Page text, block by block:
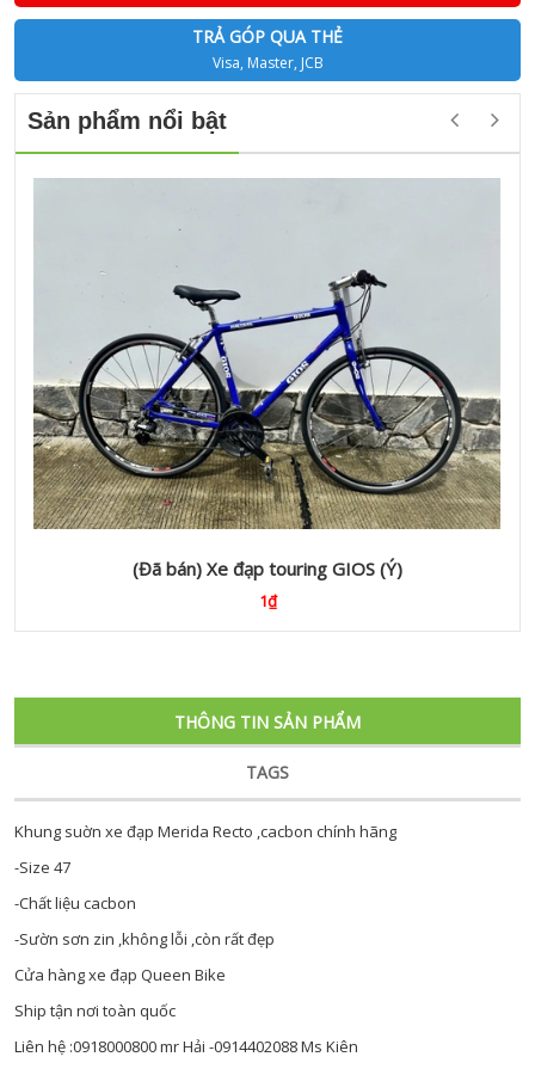
TRẢ GÓP QUA THẺ
Visa, Master, JCB
Sản phẩm nổi bật
(Đã bán) Xe đạp touring GIOS (Ý)
1₫
THÔNG TIN SẢN PHẨM
TAGS
Khung suờn xe đạp Merida Recto ,cacbon chính hãng
-Size 47
-Chất liệu cacbon
-Sườn sơn zin ,không lỗi ,còn rất đẹp
Cửa hàng xe đạp Queen Bike
Ship tận nơi toàn quốc
Liên hệ :0918000800 mr Hải -0914402088 Ms Kiên